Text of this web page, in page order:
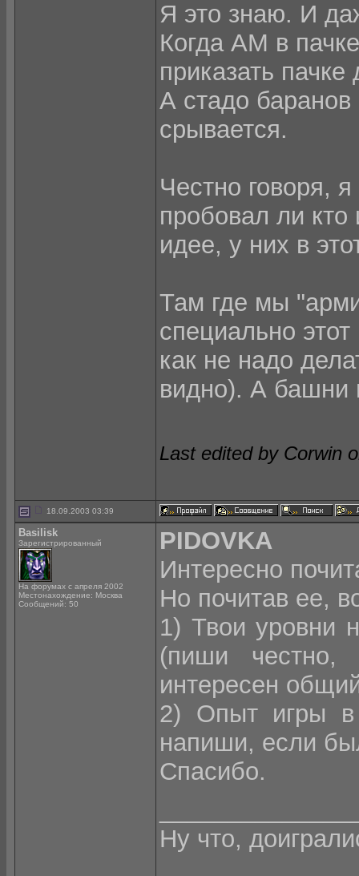
Я это знаю. И
Когда АМ в
приказать пачке
А стадо баранов
срывается.
Честно говоря,
пробовал ли кто
идее, у них в
Там где мы
специально
как не надо
видно). А башни
Last edited by Corwin
18.09.2003 03:39
Basilisk
Зарегистрированный
На форумах с апреля 2002
Местонахождение: Москва
Сообщений: 50
PIDOVKA
Интересно
Но почитав ее,
1) Твои уровни
(пиши честно,
интересен
2) Опыт игры в
напиши, если
Спасибо.
Ну что,